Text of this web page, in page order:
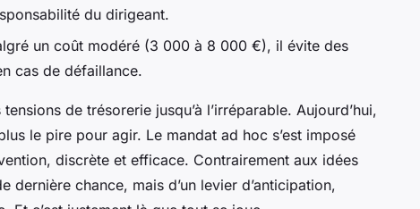
du dirigeant.
un coût modéré (3 000 à 8 000 €), il évite des
cas de défaillance.
de trésorerie jusqu’à l’irréparable. Aujourd’hui,
le pire pour agir. Le mandat ad hoc s’est imposé
discrète et efficace. Contrairement aux idées
dernière chance, mais d’un levier d’anticipation,